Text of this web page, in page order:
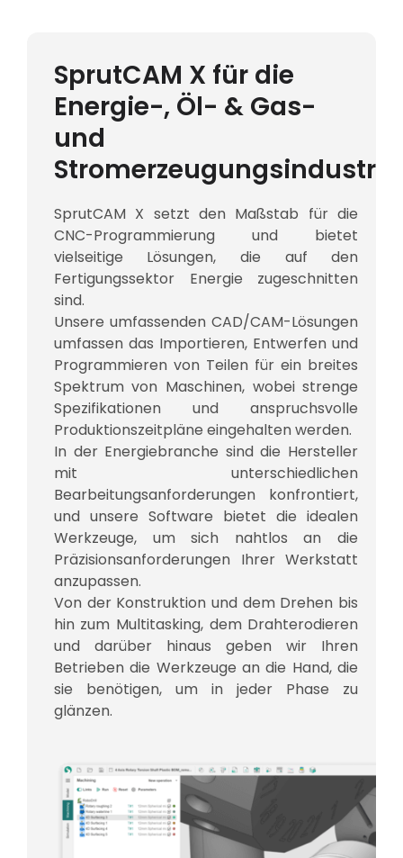
SprutCAM X für die
Energie-, Öl- & Gas-
und
Stromerzeugungsindustrie
SprutCAM X setzt den Maßstab für die
CNC-Programmierung und bietet
vielseitige Lösungen, die auf den
Fertigungssektor Energie zugeschnitten
sind.
Unsere umfassenden CAD/CAM-Lösungen
umfassen das Importieren, Entwerfen und
Programmieren von Teilen für ein breites
Spektrum von Maschinen, wobei strenge
Spezifikationen und anspruchsvolle
Produktionszeitpläne eingehalten werden.
In der Energiebranche sind die Hersteller
mit unterschiedlichen
Bearbeitungsanforderungen konfrontiert,
und unsere Software bietet die idealen
Werkzeuge, um sich nahtlos an die
Präzisionsanforderungen Ihrer Werkstatt
anzupassen.
Von der Konstruktion und dem Drehen bis
hin zum Multitasking, dem Drahterodieren
und darüber hinaus geben wir Ihren
Betrieben die Werkzeuge an die Hand, die
sie benötigen, um in jeder Phase zu
glänzen.